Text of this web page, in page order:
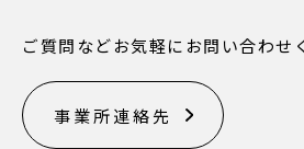
ご質問などお気軽にお問い合わせ
事業所連絡先